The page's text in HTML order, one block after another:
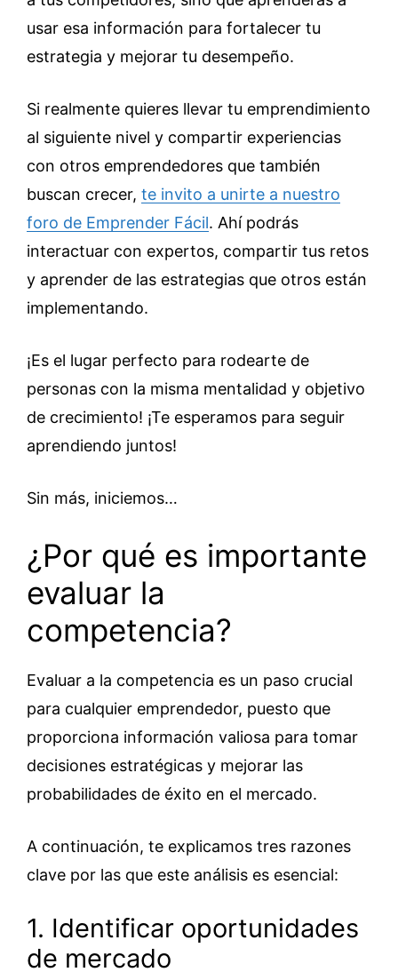
usar esa información para fortalecer tu
estrategia y mejorar tu desempeño.
Si realmente quieres llevar tu emprendimiento
al siguiente nivel y compartir experiencias
con otros emprendedores que también
buscan crecer, te invito a unirte a nuestro
foro de Emprender Fácil. Ahí podrás
interactuar con expertos, compartir tus retos
y aprender de las estrategias que otros están
implementando.
¡Es el lugar perfecto para rodearte de
personas con la misma mentalidad y objetivo
de crecimiento! ¡Te esperamos para seguir
aprendiendo juntos!
Sin más, iniciemos…
¿Por qué es importante
evaluar la
competencia?
Evaluar a la competencia es un paso crucial
para cualquier emprendedor, puesto que
proporciona información valiosa para tomar
decisiones estratégicas y mejorar las
probabilidades de éxito en el mercado.
A continuación, te explicamos tres razones
clave por las que este análisis es esencial:
1. Identificar oportunidades
de mercado